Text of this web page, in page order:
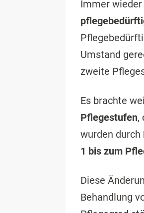
Immer
Umstand
zweite
Es brachte
Pflegestufen,
wurden durch
1 bis zum
Diese
Behandlung